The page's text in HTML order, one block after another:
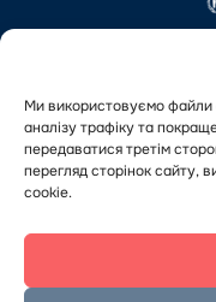
Ми використовуємо файли
аналізу трафіку та
передаватися третім
перегляд сторінок сайту,
cookie.
Сайт розробив
за підтримки Агентства
Зміст цього сайту є
Якщо у вас є скарги або
будь ласка,
Хочете додати публікацію
© 2026 Благодійний